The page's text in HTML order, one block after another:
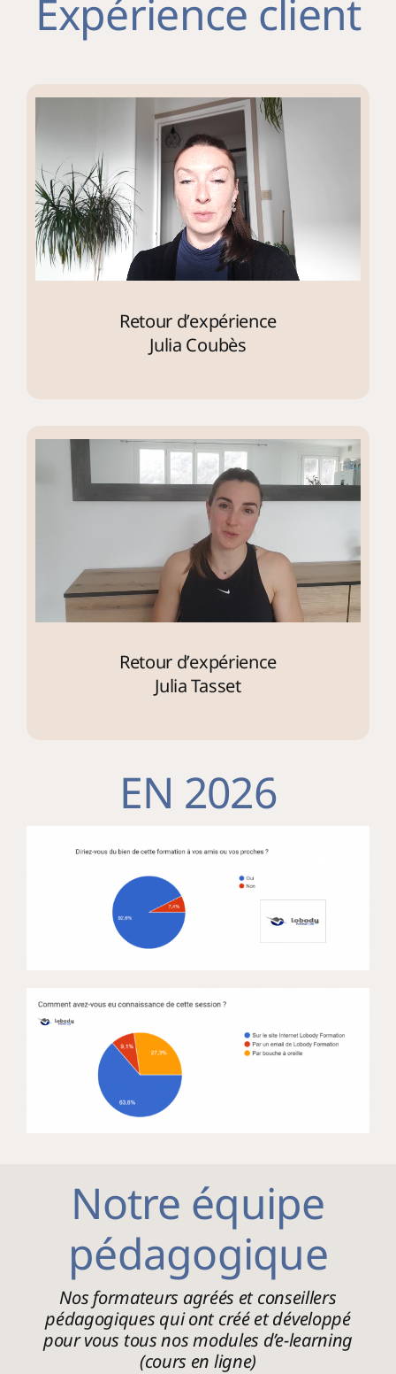
Expérience client
Retour d’expérience
Julia Coubès
Retour d’expérience
Julia Tasset
EN 2026
Notre équipe
pédagogique
Nos formateurs agréés et conseillers
pédagogiques qui ont créé et développé
pour vous tous nos modules d’e-learning
(cours en ligne)